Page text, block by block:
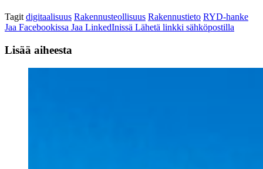
Tagit digitaalisuus Rakennusteollisuus Rakennustieto RYD-hanke
Jaa Facebookissa Jaa LinkedInissä Lähetä linkki sähköpostilla
Lisää aiheesta